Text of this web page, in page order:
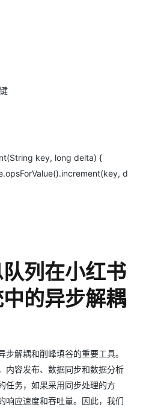
key, long delta) {
d
列在小红书
的异步解耦
步解耦和削峰填谷的重要工具。
内容发布、数据同步和数据分析
任务，如果采用同步处理的方
响应速度和吞吐量。因此，我们